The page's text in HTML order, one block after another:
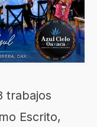
trabajos
Escrito,